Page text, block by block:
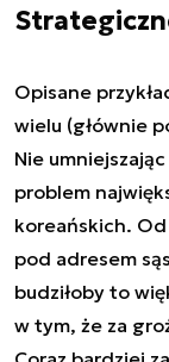
Opisane
wielu (głównie
Nie
problem
koreańskich.
pod adresem
budziłoby to
w tym, że za